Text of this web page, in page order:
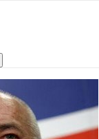
dyspozycji